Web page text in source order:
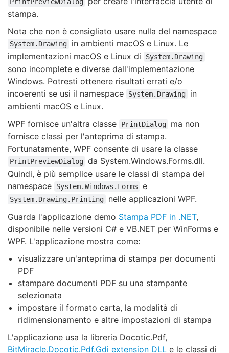
PrintPreviewDialog
stampa.
Nota che non è consigliato usare nulla del namespace
System.Drawing
in ambienti macOS e Linux. Le
implementazioni macOS e Linux di
System.Drawing
sono incomplete e diverse dall'implementazione
Windows. Potresti ottenere risultati errati e/o
incoerenti se usi il namespace
System.Drawing
in
ambienti macOS e Linux.
WPF fornisce un'altra classe
PrintDialog
ma non
fornisce classi per l'anteprima di stampa.
Fortunatamente, WPF consente di usare la classe
PrintPreviewDialog da System.Windows.Forms.dll.
Quindi, è più semplice usare le classi di stampa dei
namespace
System.Windows.Forms e
System.Drawing.Printing
nelle applicazioni WPF.
Guarda l'applicazione demo Stampa PDF in .NET,
disponibile nelle versioni C# e VB.NET per WinForms e
WPF. L'applicazione mostra come:
visualizzare un'anteprima di stampa per documenti
PDF
stampare documenti PDF su una stampante
selezionata
impostare il formato carta, la modalità di
ridimensionamento e altre impostazioni di stampa
L'applicazione usa la libreria Docotic.Pdf,
BitMiracle.Docotic.Pdf.Gdi extension DLL e le classi di